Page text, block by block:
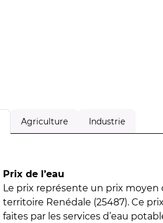
Agriculture Industrie
Prix de l’eau
Le prix représente un prix moyen
territoire Renédale (25487). Ce
faites par les services d’eau